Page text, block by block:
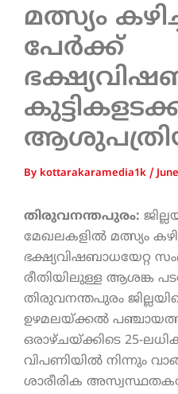
മത്സ്യം
പേർക്ക്
By kottarakaramedia1k /
തിരുവനന്തപുരം:
മേഖലകളിൽ മത്സ്യം
ഭക്ഷ്യവിഷബാധയേറ്റ
രീതിയിലുള്ള ആശങ്ക
തിരുവനന്തപുരം
ഉഴമലയ്ക്കൽ
ഒരാഴ്ചയ്ക്കിടെ 25-
വിപണിയിൽ നിന്നും
ശാരീരിക